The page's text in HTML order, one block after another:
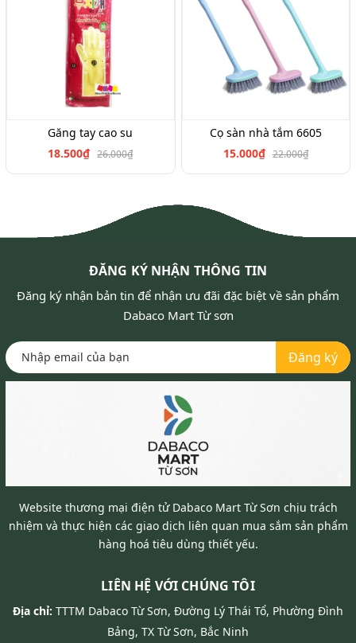
Găng tay cao su
18.500₫ 26.000₫
Cọ sàn nhà tắm 6605
15.000₫ 22.000₫
ĐĂNG KÝ NHẬN THÔNG TIN
Đăng ký nhận bản tin để nhận ưu đãi đặc biệt về sản phẩm
Dabaco Mart Từ sơn
Đăng ký
Website thương mại điện tử Dabaco Mart Từ Sơn chịu trách
nhiệm và thực hiện các giao dịch liên quan mua sắm sản phẩm
hàng hoá tiêu dùng thiết yếu.
LIÊN HỆ VỚI CHÚNG TÔI
Địa chỉ: TTTM Dabaco Từ Sơn, Đường Lý Thái Tổ, Phường Đình
Bảng, TX Từ Sơn, Bắc Ninh